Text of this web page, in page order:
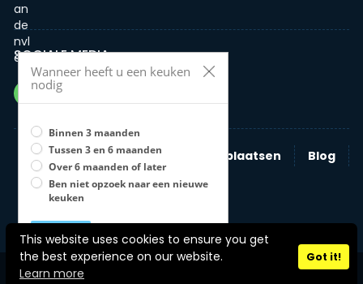
This website uses cookies to ensure you get
the best experience on our website.
Learn more
Got it!
SOCIALE MEDIA
Zoeken Nieuwe advertentie plaatsen
Blog
Bedrijven
Wanneer heeft u een keuken
nodig
Binnen 3 maanden
Tussen 3 en 6 maanden
Over 6 maanden of later
Ben niet opzoek naar een nieuwe
keuken
Opslaan U moet een optie selecteren
Stel zelf je keuken samen
Copyright © 2026 jouwkeukenonline Alle rechten voorbehouden.